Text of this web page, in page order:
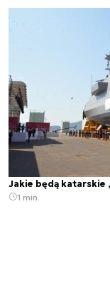
Jakie będą katarskie
1 min.